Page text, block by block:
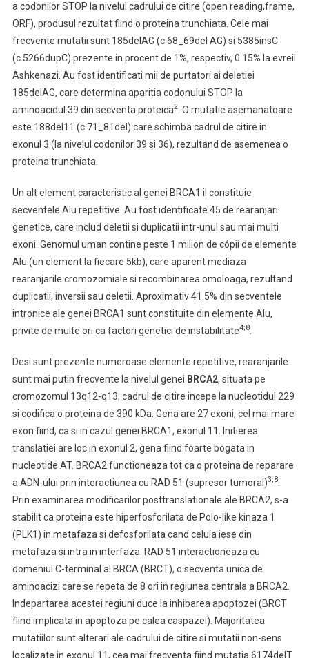
a codonilor STOP la nivelul cadrului de citire (open reading,frame,
ORF), produsul rezultat fiind o proteina trunchiata. Cele mai
frecvente mutatii sunt 185delAG (c.68_69del AG) si 5385insC
(c.5266dupC) prezente in procent de 1%, respectiv, 0.15% la evreii
Ashkenazi. Au fost identificati mii de purtatori ai deletiei
185delAG, care determina aparitia codonului STOP la
aminoacidul 39 din secventa proteica2. O mutatie asemanatoare
este 188del11 (c.71_81del) care schimba cadrul de citire in
exonul 3 (la nivelul codonilor 39 si 36), rezultand de asemenea o
proteina trunchiata.
Un alt element caracteristic al genei BRCA1 il constituie
secventele Alu repetitive. Au fost identificate 45 de rearanjari
genetice, care includ deletii si duplicatii intr-unul sau mai multi
exoni. Genomul uman contine peste 1 milion de cópii de elemente
Alu (un element la fiecare 5kb), care aparent mediaza
rearanjarile cromozomiale si recombinarea omoloaga, rezultand
duplicatii, inversii sau deletii. Aproximativ 41.5% din secventele
intronice ale genei BRCA1 sunt constituite din elemente Alu,
privite de multe ori ca factori genetici de instabilitate4;8.
Desi sunt prezente numeroase elemente repetitive, rearanjarile
sunt mai putin frecvente la nivelul genei BRCA2, situata pe
cromozomul 13q12-q13; cadrul de citire incepe la nucleotidul 229
si codifica o proteina de 390 kDa. Gena are 27 exoni, cel mai mare
exon fiind, ca si in cazul genei BRCA1, exonul 11. Initierea
translatiei are loc in exonul 2, gena fiind foarte bogata in
nucleotide AT. BRCA2 functioneaza tot ca o proteina de reparare
a ADN-ului prin interactiunea cu RAD 51 (supresor tumoral)3;8.
Prin examinarea modificarilor posttranslationale ale BRCA2, s-a
stabilit ca proteina este hiperfosforilata de Polo-like kinaza 1
(PLK1) in metafaza si defosforilata cand celula iese din
metafaza si intra in interfaza. RAD 51 interactioneaza cu
domeniul C-terminal al BRCA (BRCT), o secventa unica de
aminoacizi care se repeta de 8 ori in regiunea centrala a BRCA2.
Indepartarea acestei regiuni duce la inhibarea apoptozei (BRCT
fiind implicata in apoptoza pe calea caspazei). Majoritatea
mutatiilor sunt alterari ale cadrului de citire si mutatii non-sens
localizate in exonul 11, cea mai frecventa fiind mutatia 6174delT